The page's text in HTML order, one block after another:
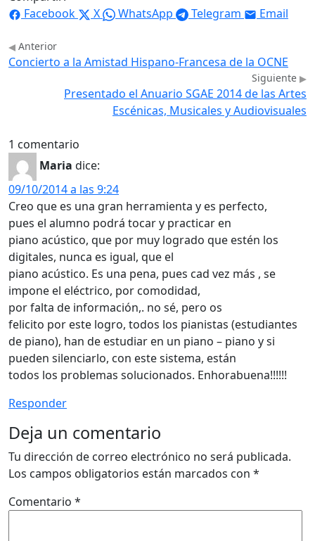
Facebook
X WhatsApp Telegram Email
Anterior
Concierto a la Amistad Hispano-Francesa de la OCNE
Siguiente
Presentado el Anuario SGAE 2014 de las Artes
Escénicas, Musicales y Audiovisuales
1 comentario
Maria dice:
09/10/2014 a las 9:24
Creo que es una gran herramienta y es perfecto,
pues el alumno podrá tocar y practicar en
piano acústico, que por muy logrado que estén los
digitales, nunca es igual, que el
piano acústico. Es una pena, pues cad vez más , se
impone el eléctrico, por comodidad,
por falta de información,. no sé, pero os
felicito por este logro, todos los pianistas (estudiantes
de piano), han de estudiar en un piano – piano y si
pueden silenciarlo, con este sistema, están
todos los problemas solucionados. Enhorabuena!!!!!!
Responder
Deja un comentario
Tu dirección de correo electrónico no será publicada.
Los campos obligatorios están marcados con *
Comentario *